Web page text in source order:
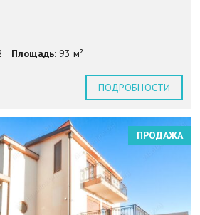
Площадь: 93 м²
ПОДРОБНОСТИ
ПРОДАЖА